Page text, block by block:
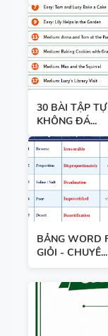
30 BÀI TẬP TỰ
KHÔNG ĐÁ...
BẢNG WORD
GIỎI - CHUYÊ...